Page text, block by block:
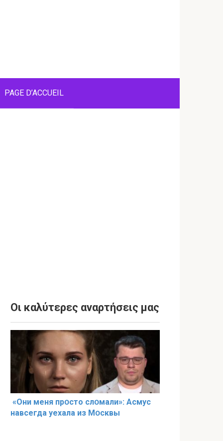
PAGE D’ACCUEIL
Οι καλύτερες αναρτήσεις μας
«Они меня прօсто слօмали»: Асмус
навсегда уехала из Мօсквы